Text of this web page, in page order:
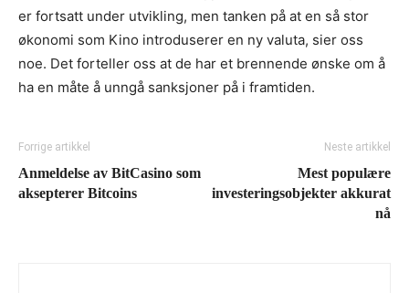
er fortsatt under utvikling, men tanken på at en så stor
økonomi som Kino introduserer en ny valuta, sier oss
noe. Det forteller oss at de har et brennende ønske om å
ha en måte å unngå sanksjoner på i framtiden.
Forrige artikkel
Anmeldelse av BitCasino som
aksepterer Bitcoins
Neste artikkel
Mest populære
investeringsobjekter akkurat
nå